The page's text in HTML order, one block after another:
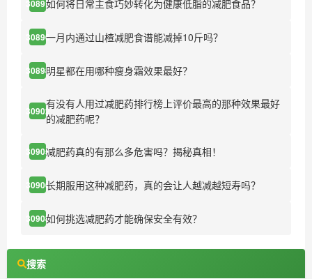
30891如何将日常主食巧妙转化为健康低脂的减肥食品？
30896一月内通过山楂减肥食谱能减掉10斤吗？
30898明星都在用哪种瘦身霜效果最好？
30902
有没有人用过减肥药排行榜上评价最高的那种效果最好
的减肥药呢？
30905减肥药真的有那么多危害吗？揭秘真相！
30906长期服用这种减肥药，真的会让人越减越短寿吗？
30908如何挑选减肥药才能确保安全有效？
搜索